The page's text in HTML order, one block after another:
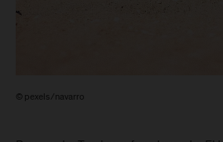
© pexels/navarro